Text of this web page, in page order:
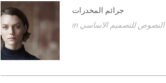
جرائم المخدرات
in النصوصللتصميم الاساسي